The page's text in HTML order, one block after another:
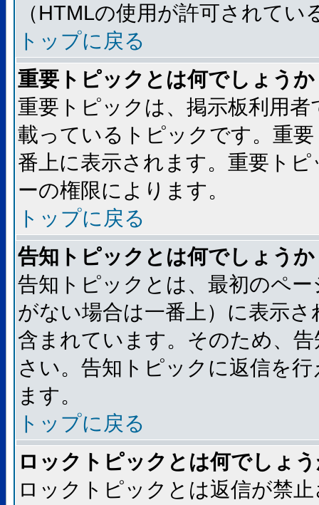
（HTMLの使用が許可されて
トップに戻る
重要トピックとは何でしょうか
重要トピックは、掲示板利用
載っているトピックです。重
番上に表示されます。重要ト
ーの権限によります。
トップに戻る
告知トピックとは何でしょうか
告知トピックとは、最初のペ
がない場合は一番上）に表示
含まれています。そのため、
さい。告知トピックに返信を
ます。
トップに戻る
ロックトピックとは何でしょ
ロックトピックとは返信が禁